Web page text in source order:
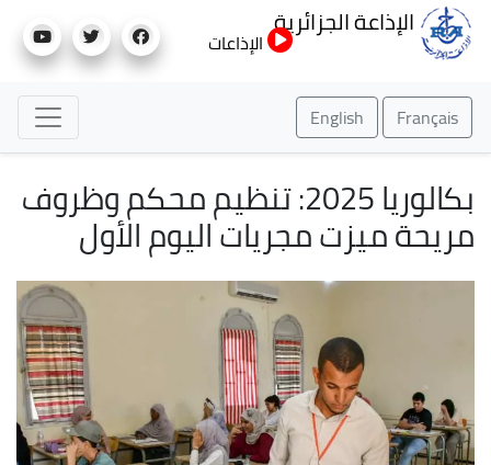
إلى
الإذاعة الجزائرية
الإذاعات
Français
English
بكالوريا 2025: تنظيم محكم وظروف
مريحة ميزت مجريات اليوم الأول